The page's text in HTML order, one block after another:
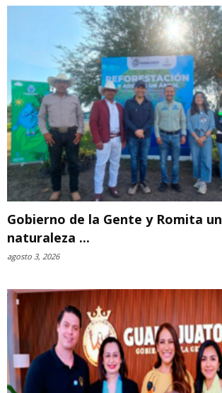
Gobierno de la Gente y Romita
naturaleza ...
agosto 3, 2026